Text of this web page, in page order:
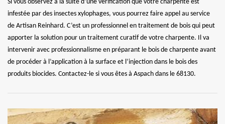
Si vous observez à la suite d’une vérification que votre charpente est
infestée par des insectes xylophages, vous pourrez faire appel au service
de Artisan Reinhard. C’est un professionnel en traitement de bois qui peut
apporter la solution pour un traitement curatif de votre charpente. Il va
intervenir avec professionnalisme en préparant le bois de charpente avant
de procéder à l’application à la surface et l’injection dans le bois des
produits biocides. Contactez-le si vous êtes à Aspach dans le 68130.